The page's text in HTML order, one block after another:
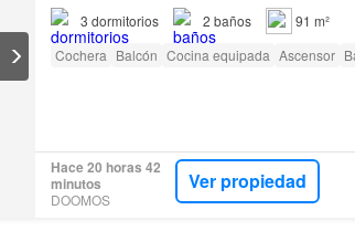
3 dormitorios 2 baños
91 m²
Cochera Balcón Cocina equipada Ascensor
Hace 20 horas 42
minutos
DOOMOS
Ver propiedad